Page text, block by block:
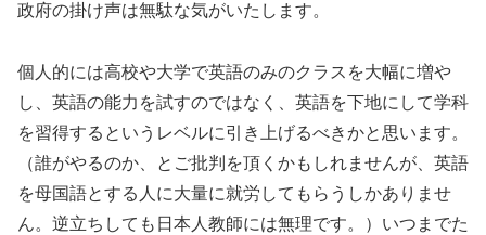
政府の掛け声は無駄な気がいたします。
個人的には高校や大学で英語のみのクラスを大幅に増や
し、英語の能力を試すのではなく、英語を下地にして学科
を習得するというレベルに引き上げるべきかと思います。
（誰がやるのか、とご批判を頂くかもしれませんが、英語
を母国語とする人に大量に就労してもらうしかありませ
ん。逆立ちしても日本人教師には無理です。）いつまでた